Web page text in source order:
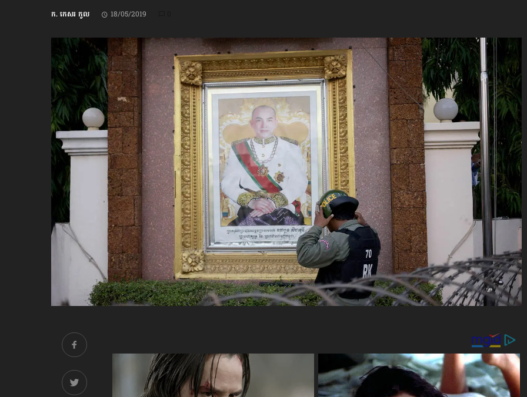
ក. កេសរ កូល 18/05/2019
ខឹម វាសនា ថា«ស្រី
ប្រពៃណី​«ដេញប្រុស»
អឹមបាពេ ប្រកាសជាផ្លូវការ
ចាកចេញពីក្រុម ប៉ារីស
ថើបមាត់ ៖ ក្រុមកីឡាការិនី​
ផ្អាកលេង​​បើប្រធានសហព័ន្ធ​
មិនលាឈប់